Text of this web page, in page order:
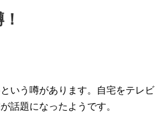
いう噂があります。自宅をテレビ
話題になったようです。